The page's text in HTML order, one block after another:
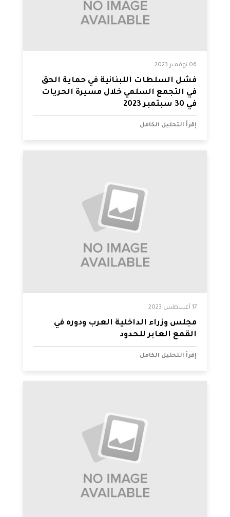
06 نوفمبر 2023
فشل السلطات اللبنانية في حماية الحق
في التجمع السلمي خلال مسيرة الحريات
في 30 سبتمبر 2023
إقرأ التحليل الكامل
17 أغسطس 2023
مجلس وزراء الداخلية العرب ودوره في
القمع العابر للحدود
إقرأ التحليل الكامل